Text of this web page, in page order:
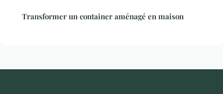
Transformer un container aménagé en maison